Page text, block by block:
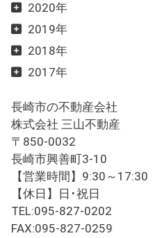
2020年
2019年
2018年
2017年
長崎市の不動産会社
株式会社 三山不動産
〒850-0032
長崎市興善町3-10
【営業時間】9:30～17:30
【休日】日･祝日
TEL:095-827-0202
FAX:095-827-0259